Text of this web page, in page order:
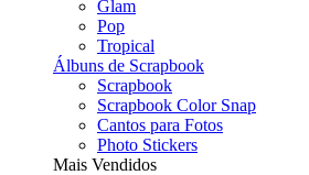
Glam
Pop
Tropical
Álbuns de Scrapbook
Scrapbook
Scrapbook Color Snap
Cantos para Fotos
Photo Stickers
Mais Vendidos